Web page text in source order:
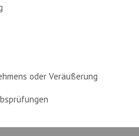
oder Veräußerung